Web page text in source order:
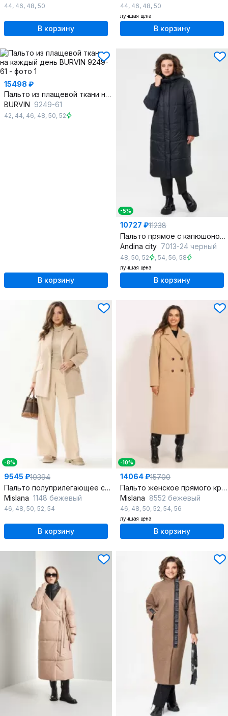
44, 46, 48, 50
В корзину
44, 46, 48, 50
лучшая цена
В корзину
15498 ₽
Пальто из плащевой ткани на каждый день
BURVIN 9249-61
42, 44, 46, 48, 50, 52
В корзину
-5%
10727 ₽11238
Пальто прямое с капюшоном из плащевой ткани
Andina city 7013-24 черный
48, 50, 52 , 54, 56, 58
лучшая цена
В корзину
-8%
9545 ₽10394
Пальто полуприлегающее с классическим воротником
Mislana 1148 бежевый
46, 48, 50, 52, 54
В корзину
-10%
14064 ₽15700
Пальто женское прямого кроя из пальтовой ткани
Mislana 8552 бежевый
46, 48, 50, 52, 54, 56
лучшая цена
В корзину